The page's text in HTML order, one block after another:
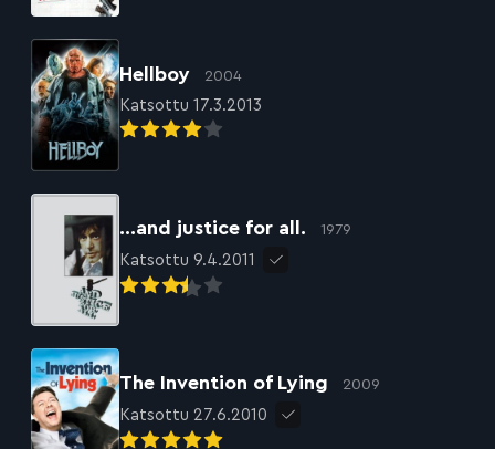
Hellboy 2004
Katsottu 17.3.2013
…and justice for all. 1979
Katsottu 9.4.2011
The Invention of Lying 2009
Katsottu 27.6.2010